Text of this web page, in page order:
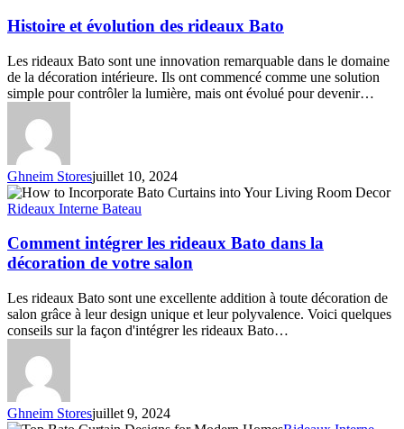
des
rideaux
Bato
Histoire et évolution des rideaux Bato
Les rideaux Bato sont une innovation remarquable dans le domaine
de la décoration intérieure. Ils ont commencé comme une solution
simple pour contrôler la lumière, mais ont évolué pour devenir…
Ghneim Storesjuillet 10, 2024
Comment
intégrer
rideaux
Bato
dans
décoration
de
votre
salon
Rideaux Interne Bateau
Comment intégrer les rideaux Bato dans la
décoration de votre salon
Les rideaux Bato sont une excellente addition à toute décoration de
salon grâce à leur design unique et leur polyvalence. Voici quelques
conseils sur la façon d'intégrer les rideaux Bato…
Ghneim Storesjuillet 9, 2024